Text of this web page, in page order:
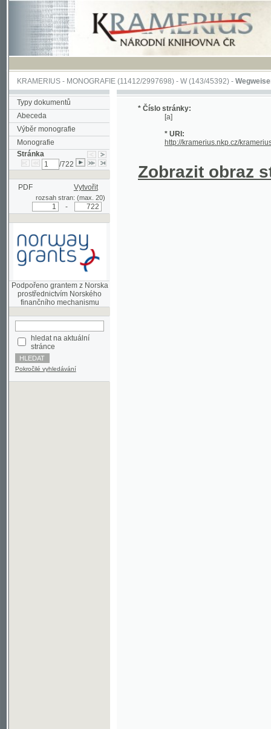
KRAMERIUS-MONOGRAFIE(11412/2997698) -W (143/45392)-Wegweiser durch
Typy dokumentů
Abeceda
Výběr monografie
Monografie
Stránka
/722
PDF Vytvořit
rozsah stran: (max. 20)
Podpořeno grantem z Norska
prostřednictvím Norského
hledat na aktuální
stránce
Pokročilé vyhledávání
* Číslo stránky:
[a]
* URI:
http://kramerius.nkp.cz/kramerius/